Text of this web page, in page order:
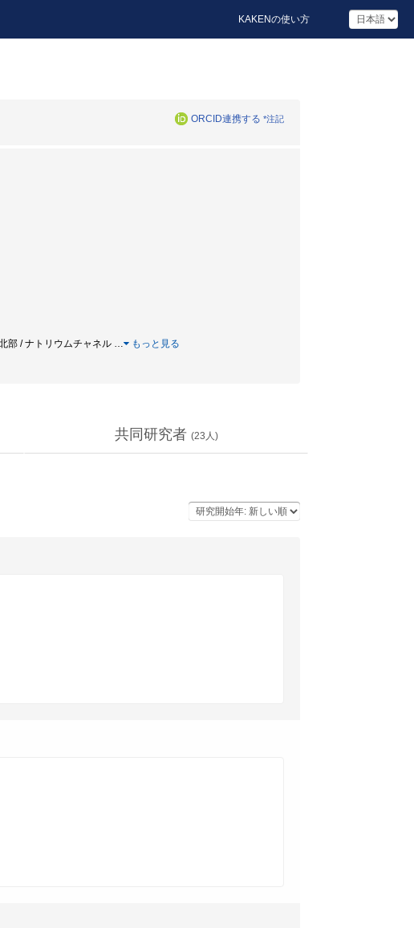
KAKENの使い方
ORCID連携する *注記
部 / ナトリウムチャネル … もっと見る
共同研究者 (23 人)